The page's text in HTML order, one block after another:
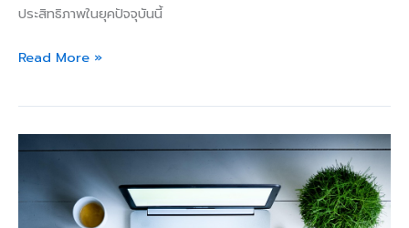
ประสิทธิภาพในยุคปัจจุบันนี้
Read More »
สำคัญ